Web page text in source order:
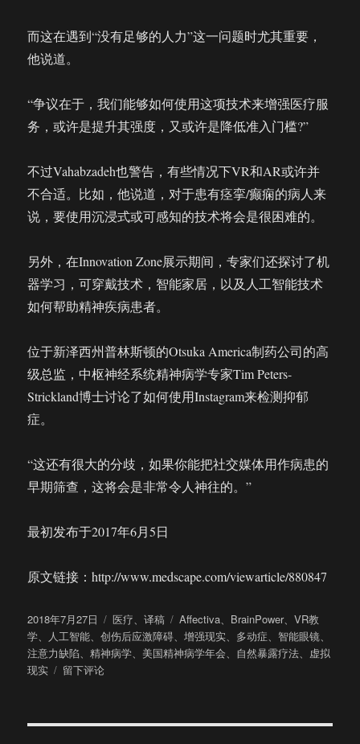
而这在遇到“没有足够的人力”这一问题时尤其重要，
他说道。
“争议在于，我们能够如何使用这项技术来增强医疗服
务，或许是提升其强度，又或许是降低准入门槛?”
不过Vahabzadeh也警告，有些情况下VR和AR或许并
不合适。比如，他说道，对于患有痉挛/癫痫的病人来
说，要使用沉浸式或可感知的技术将会是很困难的。
另外，在Innovation Zone展示期间，专家们还探讨了机
器学习，可穿戴技术，智能家居，以及人工智能技术
如何帮助精神疾病患者。
位于新泽西州普林斯顿的Otsuka America制药公司的高
级总监，中枢神经系统精神病学专家Tim Peters-
Strickland博士讨论了如何使用Instagram来检测抑郁
症。
“这还有很大的分歧，如果你能把社交媒体用作病患的
早期筛查，这将会是非常令人神往的。”
最初发布于2017年6月5日
原文链接：http://www.medscape.com/viewarticle/880847
发
布
于
2018年7月27日
分
类
医疗、译稿
标
签
Affectiva、 BrainPower、VR教
学、 人工智能、创伤后应激障碍、增强现实、 多动症、 智能眼镜、
注意力缺陷、精神病学、 美国精神病学年会、 自然暴露疗法、 虚拟
现实
于
精
留下评论